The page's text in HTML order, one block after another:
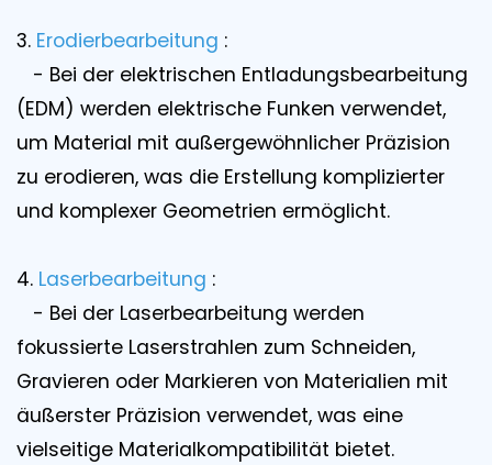
3. Erodierbearbeitung :
- Bei der elektrischen Entladungsbearbeitung
(EDM) werden elektrische Funken verwendet,
um Material mit außergewöhnlicher Präzision
zu erodieren, was die Erstellung komplizierter
und komplexer Geometrien ermöglicht.
4. Laserbearbeitung :
- Bei der Laserbearbeitung werden
fokussierte Laserstrahlen zum Schneiden,
Gravieren oder Markieren von Materialien mit
äußerster Präzision verwendet, was eine
vielseitige Materialkompatibilität bietet.